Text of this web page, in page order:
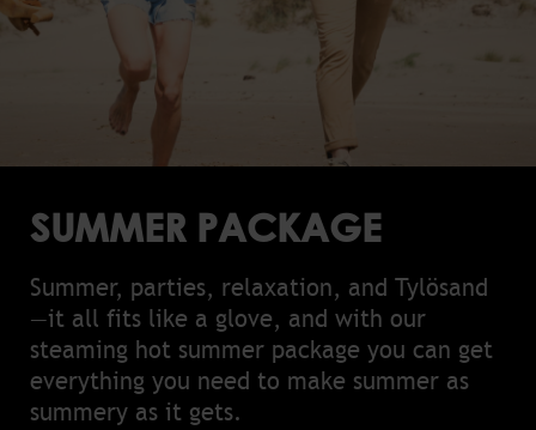
SUMMER PACKAGE
Summer, parties, relaxation, and Tylösand
—it all fits like a glove, and with our
steaming hot summer package you can get
everything you need to make summer as
summery as it gets.